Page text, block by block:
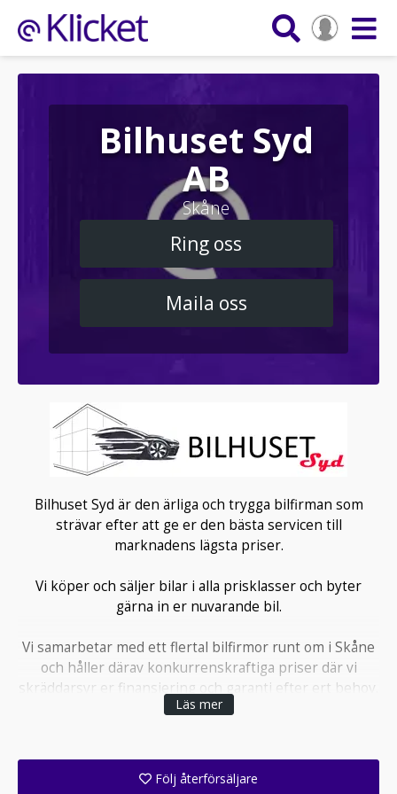
Bilhuset Syd
AB
Skåne
Ring oss
Maila oss
Bilhuset Syd är den ärliga och trygga bilfirman som
strävar efter att ge er den bästa servicen till
marknadens lägsta priser.
Vi köper och säljer bilar i alla prisklasser och byter
gärna in er nuvarande bil.
Vi samarbetar med ett flertal bilfirmor runt om i Skåne
och håller därav konkurrenskraftiga priser där vi
skräddarsyr er finansiering och garanti efter ert behov.
Fre 10:00-17:00
Lör 11:00-14:00
Läs mer
Följ återförsäljare